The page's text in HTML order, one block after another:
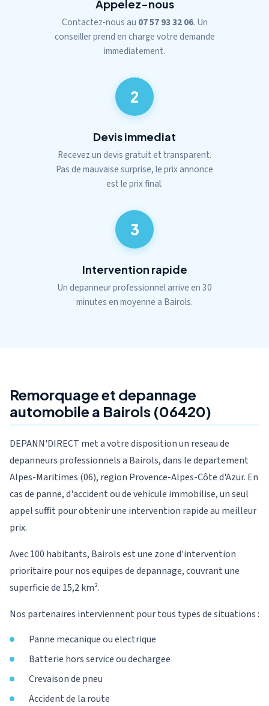
Appelez-nous
Contactez-nous au 07 57 93 32 06. Un
conseiller prend en charge votre demande
immediatement.
2
Devis immediat
Recevez un devis gratuit et transparent.
Pas de mauvaise surprise, le prix annonce
est le prix final.
3
Intervention rapide
Un depanneur professionnel arrive en 30
minutes en moyenne a Bairols.
Remorquage et depannage
automobile a Bairols (06420)
DEPANN'DIRECT met a votre disposition un reseau de
depanneurs professionnels a Bairols, dans le departement
Alpes-Maritimes (06), region Provence-Alpes-Côte d'Azur. En
cas de panne, d'accident ou de vehicule immobilise, un seul
appel suffit pour obtenir une intervention rapide au meilleur
prix.
Avec 100 habitants, Bairols est une zone d'intervention
prioritaire pour nos equipes de depannage, couvrant une
superficie de 15,2 km².
Nos partenaires interviennent pour tous types de situations :
Panne mecanique ou electrique
Batterie hors service ou dechargee
Crevaison de pneu
Accident de la route